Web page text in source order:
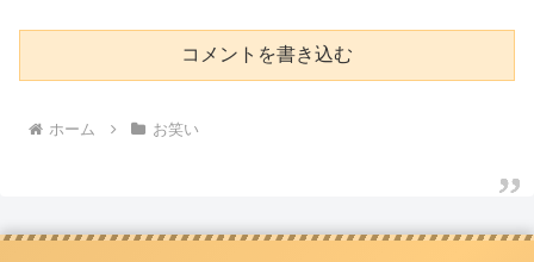
コメントを書き込む
ホーム お笑い